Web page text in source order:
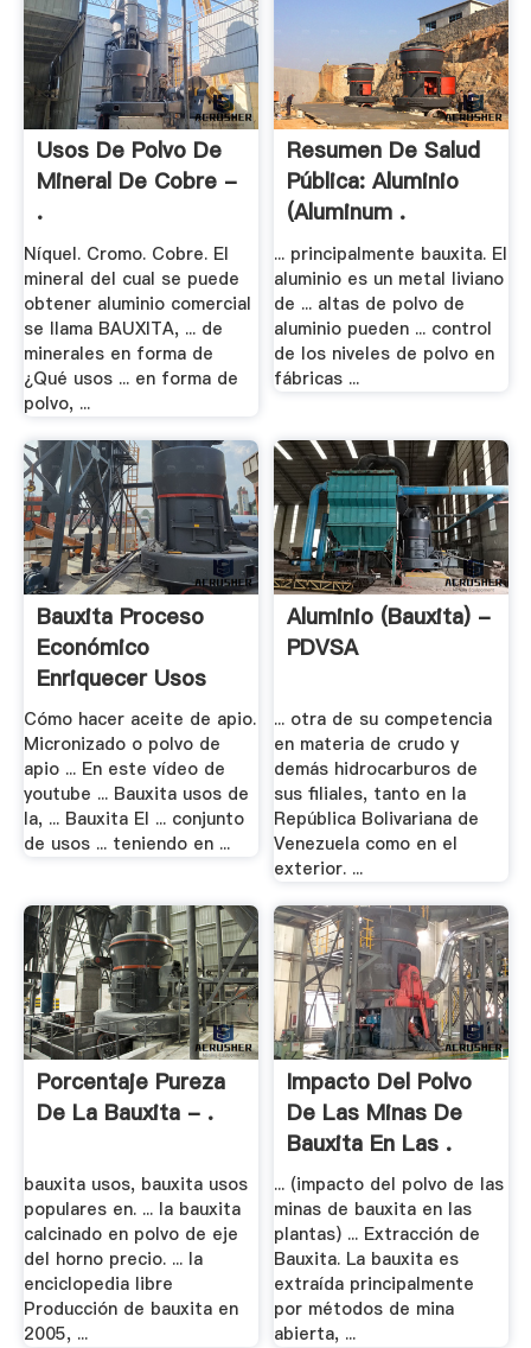
Usos De Polvo De
Mineral De Cobre -
.
Níquel. Cromo. Cobre. El
mineral del cual se puede
obtener aluminio comercial
se llama BAUXITA, ... de
minerales en forma de
¿Qué usos ... en forma de
polvo, ...
Resumen De Salud
Pública: Aluminio
(Aluminum .
... principalmente bauxita. El
aluminio es un metal liviano
de ... altas de polvo de
aluminio pueden ... control
de los niveles de polvo en
fábricas ...
Bauxita Proceso
Económico
Enriquecer Usos
Cómo hacer aceite de apio.
Micronizado o polvo de
apio ... En este vídeo de
youtube ... Bauxita usos de
la, ... Bauxita El ... conjunto
de usos ... teniendo en ...
Aluminio (Bauxita) -
PDVSA
... otra de su competencia
en materia de crudo y
demás hidrocarburos de
sus filiales, tanto en la
República Bolivariana de
Venezuela como en el
exterior. ...
Porcentaje Pureza
De La Bauxita - .
bauxita usos, bauxita usos
populares en. ... la bauxita
calcinado en polvo de eje
del horno precio. ... la
enciclopedia libre
Producción de bauxita en
2005, ...
Impacto Del Polvo
De Las Minas De
Bauxita En Las .
... (impacto del polvo de las
minas de bauxita en las
plantas) ... Extracción de
Bauxita. La bauxita es
extraída principalmente
por métodos de mina
abierta, ...